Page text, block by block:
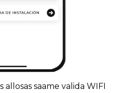
allosas saame valida WIFI